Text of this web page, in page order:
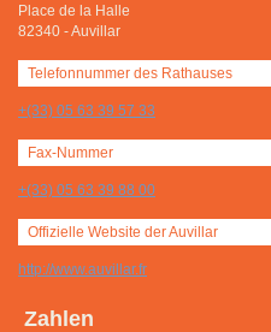
Place de la Halle
82340 -Auvillar
Telefonnummer des Rathauses
+(33) 05 63 39 57 33
Fax-Nummer
+(33) 05 63 39 88 00
Offizielle Website der Auvillar
http://www.auvillar.fr
Zahlen